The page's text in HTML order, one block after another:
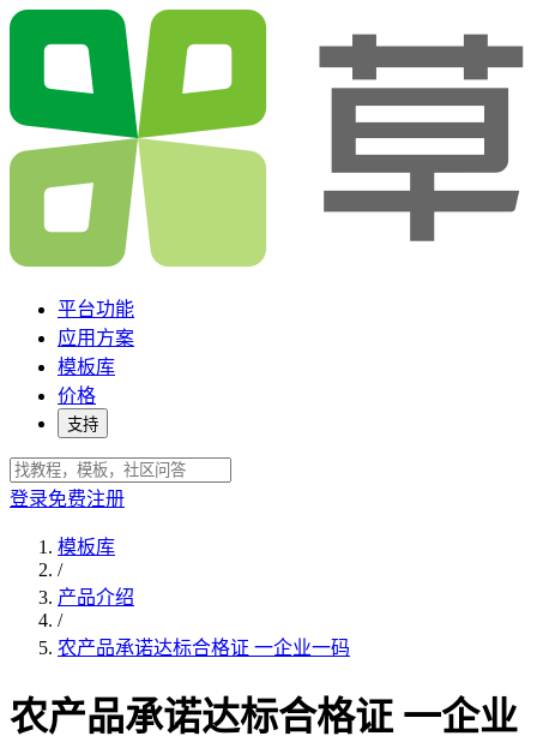
平台功能
应用方案
模板库
价格
支持
登录免费注册
模板库
/
产品介绍
/
农产品承诺达标合格证 一企业一码
农产品承诺达标合格证 一企业